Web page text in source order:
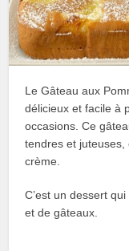
Le Gâteau aux
délicieux et facile à
occasions. Ce
tendres et juteuses,
crème.
C’est un dessert
et de gâteaux.